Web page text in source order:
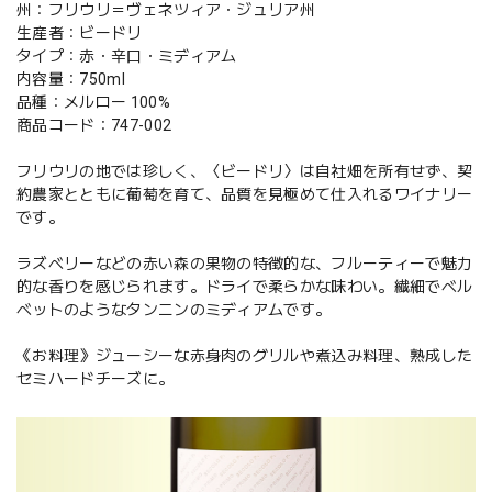
州：フリウリ＝ヴェネツィア・ジュリア州
生産者：ビードリ
タイプ：赤・辛口・ミディアム
内容量：750ml
品種：メルロー 100%
商品コード：747-002
フリウリの地では珍しく、〈ビードリ〉は自社畑を所有せず、契
約農家とともに葡萄を育て、品質を見極めて仕入れるワイナリー
です。
ラズベリーなどの赤い森の果物の特徴的な、フルーティーで魅力
的な香りを感じられます。ドライで柔らかな味わい。繊細でベル
ベットのようなタンニンのミディアムです。
《お料理》ジューシーな赤身肉のグリルや煮込み料理、熟成した
セミハードチーズに。